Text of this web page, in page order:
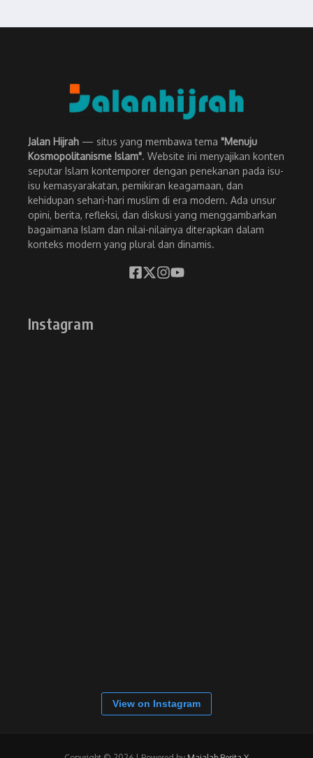
Jalan Hijrah — situs yang membawa tema "Menuju
Kosmopolitanisme Islam". Website ini menyajikan konten
seputar Islam kontemporer dengan penekanan pada isu-
isu kemasyarakatan, pemikiran keagamaan, dan
kehidupan sehari-hari muslim di era modern. Ada unsur
opini, berita, refleksi, dan diskusi yang menggambarkan
bagaimana Islam dan nilai-nilainya diterapkan dalam
konteks modern yang plural dan dinamis.
Instagram
View on Instagram